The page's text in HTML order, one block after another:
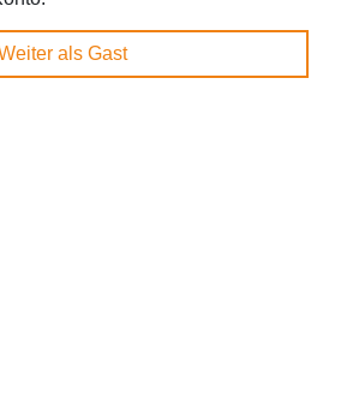
als Gast